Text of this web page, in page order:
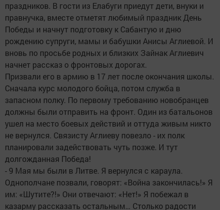
праздников. В гости из Елабуги приедут дети, внуки и
правнучка, вместе отметят любимый праздник День
Победы и начнут подготовку к Сабантую и дню
рождению супруги, мамы и бабушки Анисы Аглиевой. И
вновь по просьбе родных и близких Зайнак Аглиевич
начнет рассказ о фронтовых дорогах.
Призвали его в армию в 17 лет после окончания школы.
Сначала курс молодого бойца, потом служба в
запасном полку. По первому требованию новобранцев
должны были отправить на фронт. Один из батальонов
ушел на место боевых действий и оттуда живым никто
не вернулся. Связисту Аглиеву повезло - их полк
планировали задействовать чуть позже. И тут
долгожданная Победа!
- 9 Мая мы были в Литве. Я вернулся с караула.
Однополчане позвали, говорят: «Война закончилась!» Я
им: «Шутите?!» Они отвечают: «Нет!» Я побежал в
казарму рассказать остальным… Столько радости